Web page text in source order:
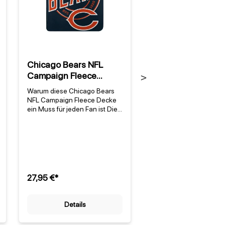
Chicago Bears NFL
Campaign Fleece
Decke
Warum diese Chicago Bears
NFL Campaign Fleece Decke
ein Muss für jeden Fan ist Die
aus der Windy City. Mit dem
markanten Teamnamen, der
Decke zieht, zeigt sie sofort,
wo deine Loyalität liegt. Die
27,95 €*
Details
Next